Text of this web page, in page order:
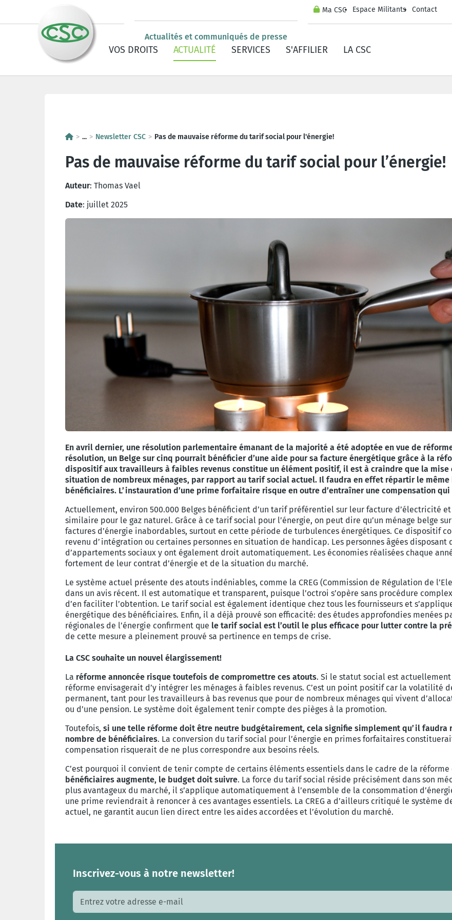
Actualités et communiqués de presse
Ma CSC Espace Militants Contact
VOS DROITS ACTUALITÉ SERVICES S'AFFILIER LA CSC
... Newsletter CSC Pas de mauvaise réforme du tarif social pour l'énergie!
Pas de mauvaise réforme du tarif social pour l’énergie!
Auteur: Thomas Vael
Date: juillet 2025
En avril dernier, une résolution parlementaire émanant de la majorité a été adoptée en vue de
résolution, un Belge sur cinq pourrait bénéficier d’une aide pour sa facture énergétique grâce à la
dispositif aux travailleurs à faibles revenus constitue un élément positif, il est à craindre que la
situation de nombreux ménages, par rapport au tarif social actuel. Il faudra en effet répartir le
bénéficiaires. L’instauration d’une prime forfaitaire risque en outre d’entraîner une compensation
Actuellement, environ 500.000 Belges bénéficient d’un tarif préférentiel sur leur facture d’électricité et
similaire pour le gaz naturel. Grâce à ce tarif social pour l’énergie, on peut dire qu’un ménage belge
factures d’énergie inabordables, surtout en cette période de turbulences énergétiques. Ce dispositif
revenu d’intégration ou certaines personnes en situation de handicap. Les personnes âgées disposant
d’appartements sociaux y ont également droit automatiquement. Les économies réalisées chaque
fortement de leur contrat d’énergie et de la situation du marché.
Le système actuel présente des atouts indéniables, comme la CREG (Commission de Régulation de
dans un avis récent. Il est automatique et transparent, puisque l’octroi s’opère sans procédure
d’en faciliter l’obtention. Le tarif social est également identique chez tous les fournisseurs et
énergétique des bénéficiaires. Enfin, il a déjà prouvé son efficacité: des études approfondies menées
régionales de l’énergie confirment que le tarif social est l’outil le plus efficace pour lutter contre la
de cette mesure a pleinement prouvé sa pertinence en temps de crise.
La CSC souhaite un nouvel élargissement!
La réforme annoncée risque toutefois de compromettre ces atouts. Si le statut social est
réforme envisagerait d’y intégrer les ménages à faibles revenus. C’est un point positif car la volatilité
permanent, tant pour les travailleurs à bas revenus que pour de nombreux ménages qui vivent
ou d’une pension. Le système doit également tenir compte des pièges à la promotion.
Toutefois, si une telle réforme doit être neutre budgétairement, cela signifie simplement qu’il faudra
nombre de bénéficiaires. La conversion du tarif social pour l’énergie en primes forfaitaires
compensation risquerait de ne plus correspondre aux besoins réels.
C’est pourquoi il convient de tenir compte de certains éléments essentiels dans le cadre de la
bénéficiaires augmente, le budget doit suivre. La force du tarif social réside précisément dans son
plus avantageux du marché, il s’applique automatiquement à l’ensemble de la consommation
une prime reviendrait à renoncer à ces avantages essentiels. La CREG a d’ailleurs critiqué le système
actuel, ne garantit aucun lien direct entre les aides accordées et l’évolution du marché.
Inscrivez-vous à notre newsletter!
Adresse e-mail